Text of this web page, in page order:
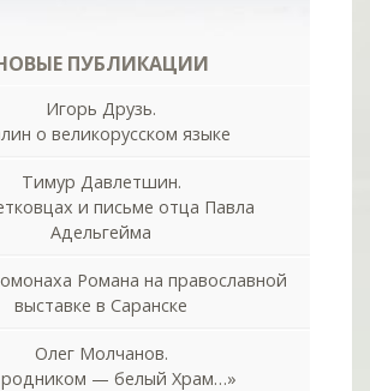
ПУБЛИКАЦИИ
Игорь Друзь.
о великорусском языке
Тимур Давлетшин.
и письме отца Павла
Адельгейма
Романа на православной
выставке в Саранске
Олег Молчанов.
родником — белый Храм…»